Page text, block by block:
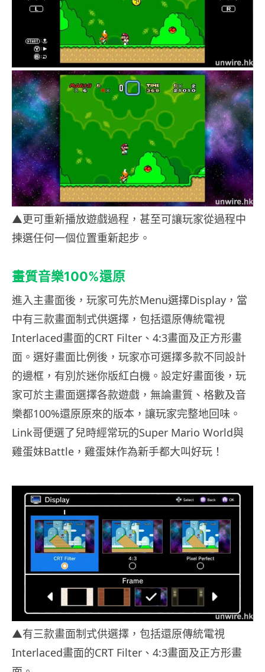
▲更可重新播放遊戲過程，甚至可讓玩家從過程中
揀選任何一個位置重新起步。
畫質音樂100%還原
進入主畫面後，玩家可先於Menu選擇Display，當
中有三款畫面制式供選擇，包括還原傳統電視
Interlaced畫面的CRT Filter、4:3畫面及正方形畫
面。選好畫面比例後，玩家亦可選擇多款不同設計
的邊框，有別於迷你版紅白機。設定好畫面後，玩
家可於主畫面選擇各款遊戲，無論畫質、格數及音
樂都100%還原原來的版本，讓玩家完整地回味。
Link哥便選了兒時經常玩的Super Mario World與
雞蛋妹Battle，雞蛋妹作為新手都大叫好玩！
▲有三款畫面制式供選擇，包括還原傳統電視
Interlaced畫面的CRT Filter、4:3畫面及正方形畫